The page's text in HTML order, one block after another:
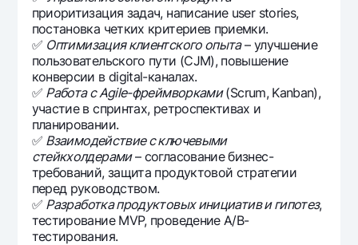
приоритизация задач, написание user stories,
постановка четких критериев приемки.
✅ Оптимизация клиентского опыта– улучшение
пользовательского пути (CJM), повышение
конверсии в digital-каналах.
✅ Работа с Agile-фреймворками(Scrum, Kanban),
участие в спринтах, ретроспективах и
планировании.
✅ Взаимодействие с ключевыми
стейкхолдерами– согласование бизнес-
требований, защита продуктовой стратегии
перед руководством.
✅ Разработка продуктовых инициатив и гипотез,
тестирование MVP, проведение A/B-
тестирования.